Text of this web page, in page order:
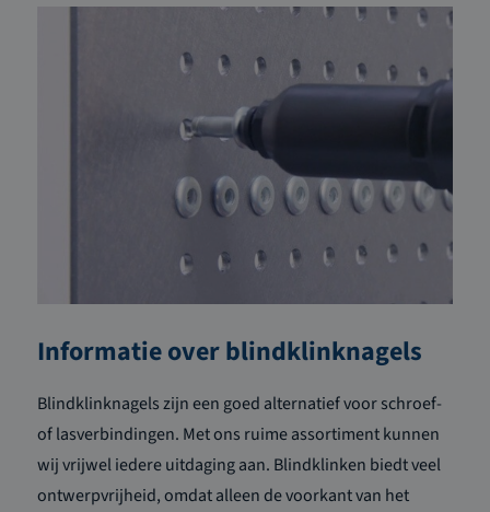
Informatie over blindklinknagels
Blindklinknagels zijn een goed alternatief voor schroef-
of lasverbindingen. Met ons ruime assortiment kunnen
wij vrijwel iedere uitdaging aan. Blindklinken biedt veel
ontwerpvrijheid, omdat alleen de voorkant van het